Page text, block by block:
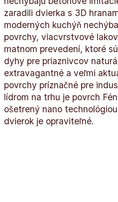
zaradili dvierka s 3D
moderných kuchýň
povrchy, viacvrstvové
matnom prevedení, ktoré
dyhy pre priaznivcov
extravagantné a veľmi
povrchy príznačné pre
lídrom na trhu je povrch
ošetrený nano
dvierok je opraviteľné.